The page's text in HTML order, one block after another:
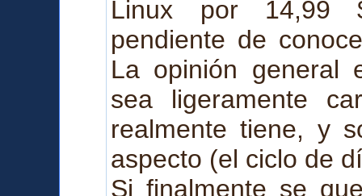
Linux por 14,99
pendiente de
La opinión general
sea ligeramente
realmente tiene, y
aspecto (el ciclo de
Si finalmente se